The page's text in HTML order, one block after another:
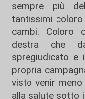
sempre più
tantissimi coloro
cambi. Coloro
destra che
spregiudicato e
propria
visto venir
alla salute sotto